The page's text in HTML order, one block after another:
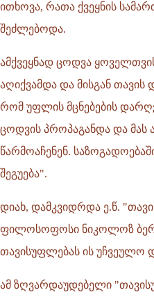
ითხოვა, რათა ქვეყნის
შეძლებოდა.
ამქვეყნად ცოდვა
აღიქვამდა და მისგან
რომ უფლის მცნებების
ცოდვის პროპაგანდა და მას
წარმოაჩენენ.
შეგუება".
დიახ, დამკვიდრდა ე.წ.
ფილოსოფოსი ნიკოლოზ
თავისუფლებას ის უჩვეულო
ამ ზღვარდაუდებელი